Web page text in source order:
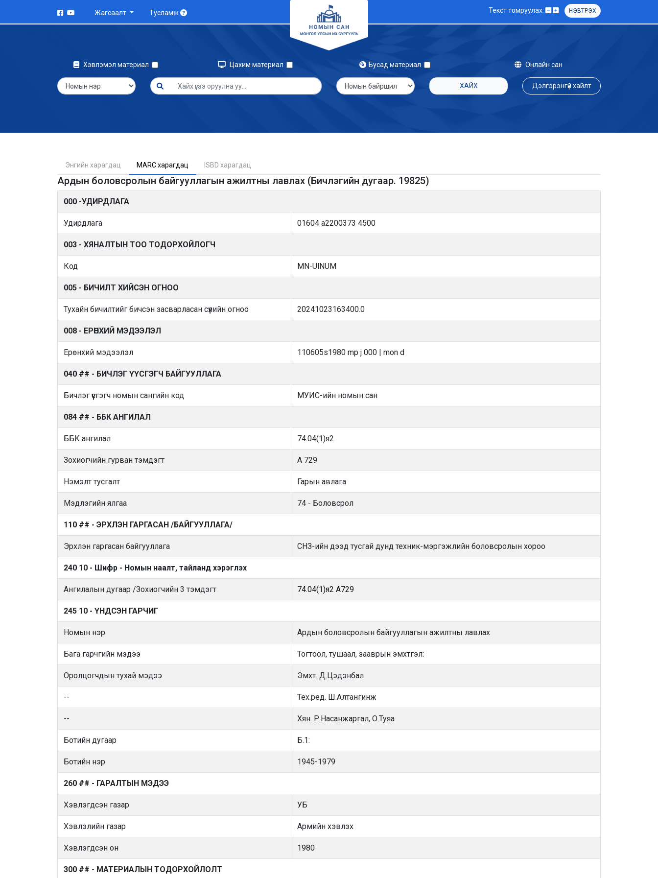
Жагсаалт Тусламж Текст томруулах: НЭВТРЭХ
Хэвлэмэл материал Цахим материал Бусад материал Онлайн сан
ХАЙХ Дэлгэрэнгүй хайлт
Энгийн харагдац MARC харагдац ISBD харагдац
Ардын боловсролын байгууллагын ажилтны лавлах (Бичлэгийн дугаар. 19825)
000 -УДИРДЛАГА
Удирдлага 01604 a2200373 4500
003 - ХЯНАЛТЫН ТОО ТОДОРХОЙЛОГЧ
Код MN-UlNUM
005 - БИЧИЛТ ХИЙСЭН ОГНОО
Тухайн бичилтийг бичсэн засварласан сүүлийн огноо 20241023163400.0
008 - ЕРӨНХИЙ МЭДЭЭЛЭЛ
Ерөнхий мэдээлэл 110605s1980 mp j 000 | mon d
040 ## - БИЧЛЭГ ҮҮСГЭГЧ БАЙГУУЛЛАГА
Бичлэг үүсгэгч номын сангийн код МУИС-ийн номын сан
084 ## - ББК АНГИЛАЛ
ББК ангилал 74.04(1)я2
Зохиогчийн гурван тэмдэгт А 729
Нэмэлт тусгалт Гарын авлага
Мэдлэгийн ялгаа 74 - Боловсрол
110 ## - ЭРХЛЭН ГАРГАСАН /БАЙГУУЛЛАГА/
Эрхлэн гаргасан байгууллага СНЗ-ийн дээд тусгай дунд техник-мэргэжлийн боловсролын хороо
240 10 - Шифр - Номын наалт, тайланд хэрэглэх
Ангилалын дугаар /Зохиогчийн 3 тэмдэгт 74.04(1)я2 А729
245 10 - ҮНДСЭН ГАРЧИГ
Номын нэр Ардын боловсролын байгууллагын ажилтны лавлах
Бага гарчгийн мэдээ Тогтоол, тушаал, зааврын эмхтгэл:
Оролцогчдын тухай мэдээ Эмхт. Д.Цэдэнбал
-- Тех.ред. Ш.Алтангинж
-- Хян. Р.Насанжаргал, О.Туяа
Ботийн дугаар Б.1:
Ботийн нэр 1945-1979
260 ## - ГАРАЛТЫН МЭДЭЭ
Хэвлэгдсэн газар УБ
Хэвлэлийн газар Армийн хэвлэх
Хэвлэгдсэн он 1980
300 ## - МАТЕРИАЛЫН ТОДОРХОЙЛОЛТ